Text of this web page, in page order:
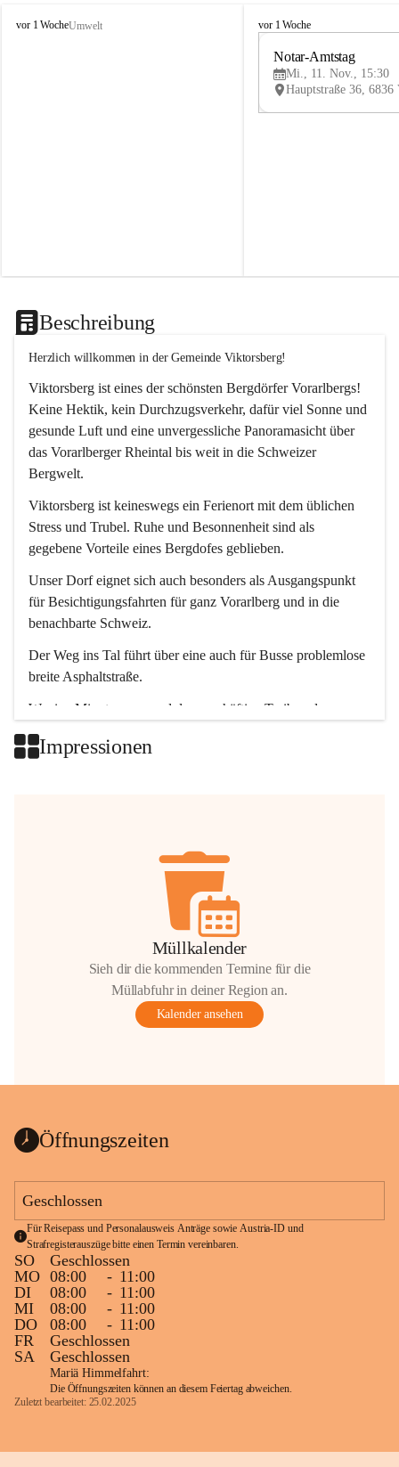
V
vor 1 WocheUmwelt
V
vor 1 Woche
Notar-Amtstag
Mi., 11. Nov., 15:30
Beschreibung
Herzlich willkommen in der Gemeinde Viktorsberg!
Viktorsberg ist eines der schönsten Bergdörfer Vorarlbergs!
Keine Hektik, kein Durchzugsverkehr, dafür viel Sonne und
gesunde Luft und eine unvergessliche Panoramasicht über
das Vorarlberger Rheintal bis weit in die Schweizer
Bergwelt.
Viktorsberg ist keineswegs ein Ferienort mit dem üblichen
Stress und Trubel. Ruhe und Besonnenheit sind als
gegebene Vorteile eines Bergdofes geblieben.
Unser Dorf eignet sich auch besonders als Ausgangspunkt
für Besichtigungsfahrten für ganz Vorarlberg und in die
benachbarte Schweiz.
Der Weg ins Tal führt über eine auch für Busse problemlose
breite Asphaltstraße.
Wenige Minuten nur, und das geschäftige Treiben der
Impressionen
Müllkalender
Sieh dir die kommenden Termine für die
Müllabfuhr in deiner Region an.
Kalender ansehen
Öffnungszeiten
Geschlossen
Für Reisepass und Personalausweis Anträge sowie Austria-ID und
Strafregisterauszüge bitte einen Termin vereinbaren.
SO
Geschlossen
MO 08:00 - 11:00
DI
08:00 - 11:00
MI
08:00 - 11:00
DO
08:00 - 11:00
FR
Geschlossen
SA
Geschlossen
Mariä Himmelfahrt:
Die Öffnungszeiten können an diesem Feiertag abweichen.
Zuletzt bearbeitet: 25.02.2025